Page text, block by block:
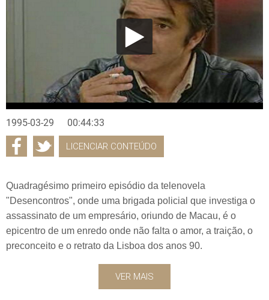
1995-03-29 00:44:33
LICENCIAR CONTEÚDO
Quadragésimo primeiro episódio da telenovela
"Desencontros", onde uma brigada policial que investiga o
assassinato de um empresário, oriundo de Macau, é o
epicentro de um enredo onde não falta o amor, a traição, o
preconceito e o retrato da Lisboa dos anos 90.
VER MAIS